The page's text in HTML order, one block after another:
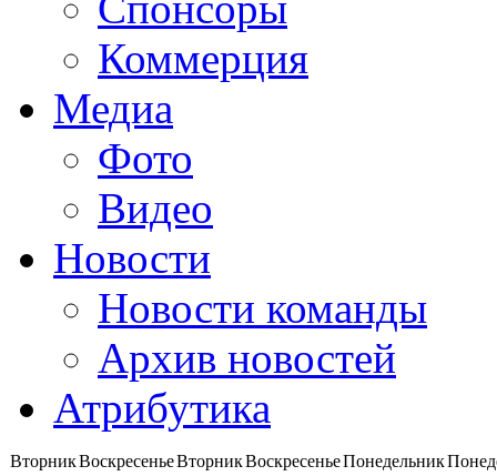
Коммерция
Медиа
Фото
Видео
Новости
Новости команды
Архив новостей
Атрибутика
ВторникВоскресеньеВторникВоскресеньеПонедельник